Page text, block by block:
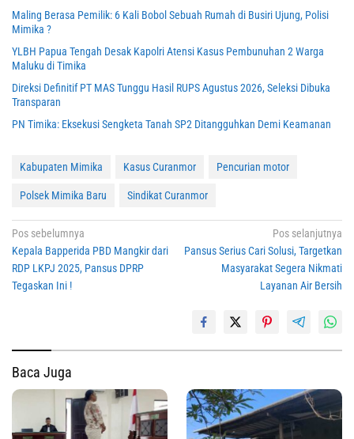
Maling Berasa Pemilik: 6 Kali Bobol Sebuah Rumah di Busiri Ujung, Polisi
Mimika ?
YLBH Papua Tengah Desak Kapolri Atensi Kasus Pembunuhan 2 Warga
Maluku di Timika
Direksi Definitif PT MAS Tunggu Hasil RUPS Agustus 2026, Seleksi Dibuka
Transparan
PN Timika: Eksekusi Sengketa Tanah SP2 Ditangguhkan Demi Keamanan
Kabupaten Mimika Kasus Curanmor Pencurian motor
Polsek Mimika Baru Sindikat Curanmor
Navigasi
pos
Pos sebelumnya
Kepala Bapperida PBD Mangkir dari
RDP LKPJ 2025, Pansus DPRP
Tegaskan Ini !
Pos selanjutnya
Pansus Serius Cari Solusi, Targetkan
Masyarakat Segera Nikmati
Layanan Air Bersih
Baca Juga